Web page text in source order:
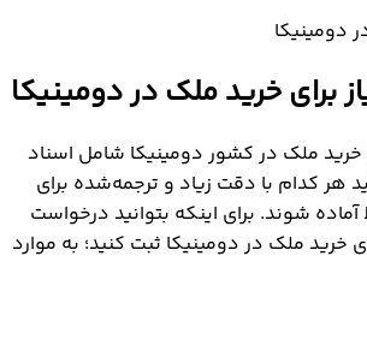
برای خرید ملک در دومینیکا
خرید ملک در کشور دومینیکا شامل اسناد
هر کدام با دقت زیاد و ترجمه‌شده برای
آماده شوند. برای اینکه بتوانید درخواست
خرید ملک در دومینیکا ثبت کنید؛ به موارد